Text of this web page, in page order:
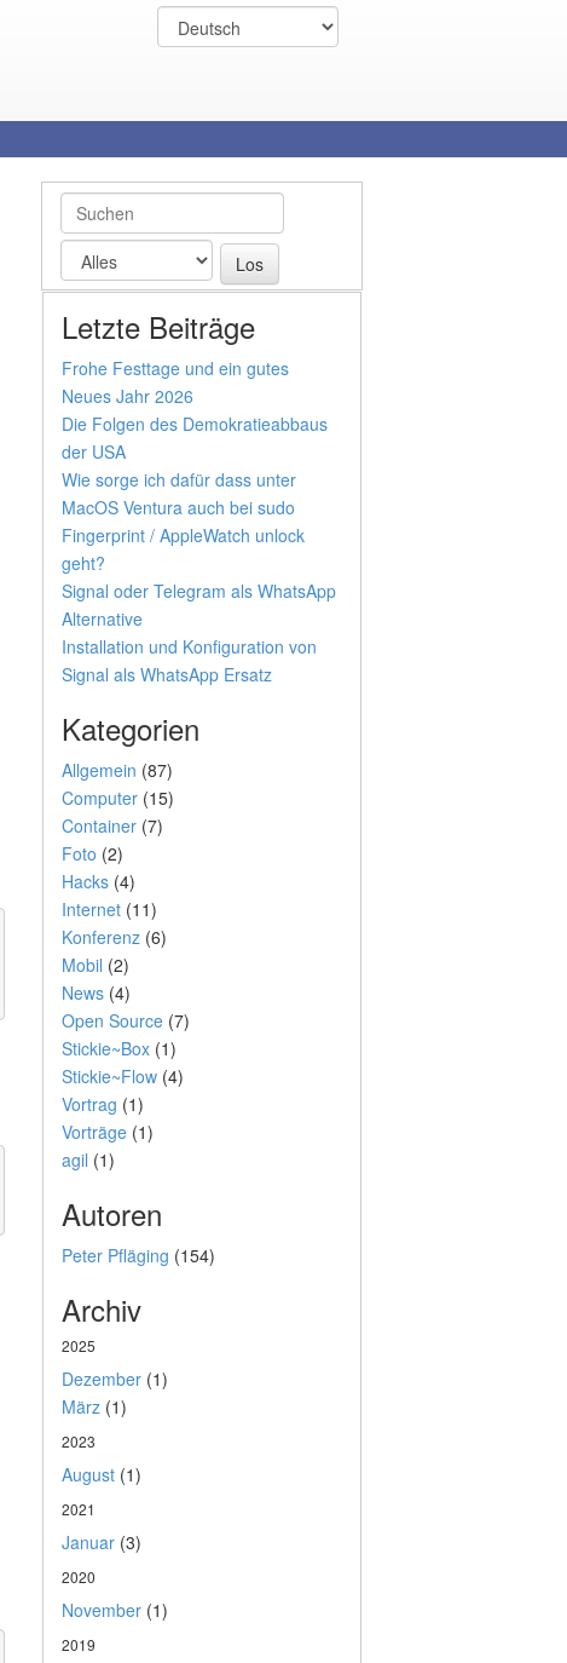
Letzte Beiträge
Frohe Festtage und ein gutes
Neues Jahr 2026
Die Folgen des Demokratieabbaus
der USA
Wie sorge ich dafür dass unter
MacOS Ventura auch bei sudo
Fingerprint / AppleWatch unlock
geht?
Signal oder Telegram als WhatsApp
Alternative
Installation und Konfiguration von
Signal als WhatsApp Ersatz
Kategorien
Allgemein (87)
Computer(15)
Container(7)
Foto (2)
Hacks(4)
Internet(11)
Konferenz(6)
Mobil (2)
News(4)
Open Source(7)
Stickie~Box(1)
Stickie~Flow(4)
Vortrag (1)
Vorträge(1)
agil (1)
Autoren
Peter Pfläging (154)
Archiv
2025
Dezember(1)
März(1)
2023
August(1)
2021
Januar(3)
2020
November(1)
2019